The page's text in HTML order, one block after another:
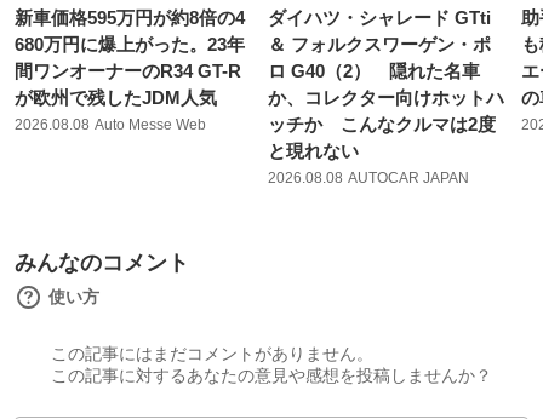
新車価格595万円が約8倍の4
680万円に爆上がった。23年
間ワンオーナーのR34 GT-R
が欧州で残したJDM人気
2026.08.08 Auto Messe Web
ダイハツ・シャレード GTti
＆ フォルクスワーゲン・ポ
ロ G40（2） 隠れた名車
か、コレクター向けホットハ
ッチか こんなクルマは2度
と現れない
2026.08.08 AUTOCAR JAPAN
助
の
みんなのコメント
使い方
この記事にはまだコメントがありません。
この記事に対するあなたの意見や感想を投稿しませんか？